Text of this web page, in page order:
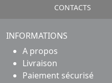
CONTACTS
INFORMATIONS
A propos
Livraison
Paiement sécurisé